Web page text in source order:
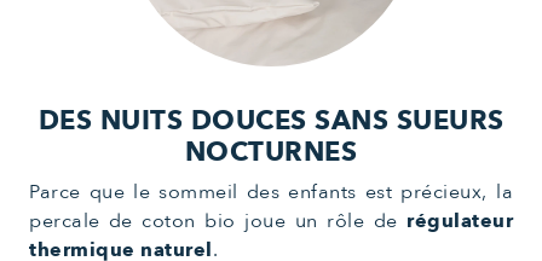
DES NUITS DOUCES SANS SUEURS
NOCTURNES
Parce que le sommeil des enfants est précieux, la
percale de coton bio joue un rôle de régulateur
thermique naturel.